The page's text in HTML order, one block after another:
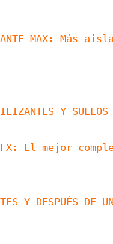
MAX: Más
Y SUELOS
FX: El mejor
Y DESPUÉS DE